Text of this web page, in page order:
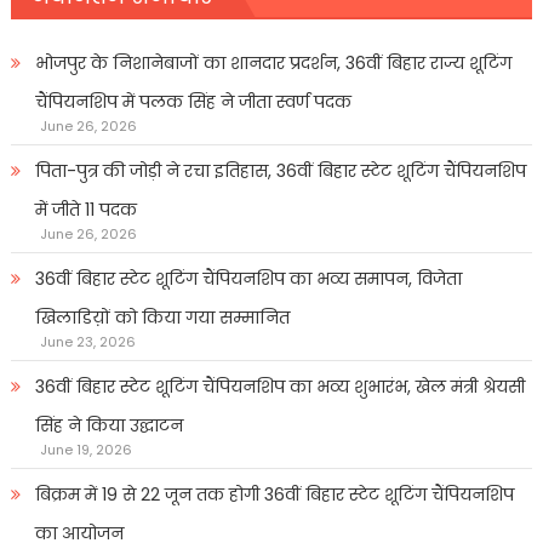
भोजपुर के निशानेबाजों का शानदार प्रदर्शन, 36वीं बिहार राज्य शूटिंग
चैंपियनशिप में पलक सिंह ने जीता स्वर्ण पदक
June 26, 2026
पिता-पुत्र की जोड़ी ने रचा इतिहास, 36वीं बिहार स्टेट शूटिंग चैंपियनशिप
में जीते 11 पदक
June 26, 2026
36वीं बिहार स्टेट शूटिंग चैंपियनशिप का भव्य समापन, विजेता
खिलाडिय़ों को किया गया सम्मानित
June 23, 2026
36वीं बिहार स्टेट शूटिंग चैंपियनशिप का भव्य शुभारंभ, खेल मंत्री श्रेयसी
सिंह ने किया उद्घाटन
June 19, 2026
बिक्रम में 19 से 22 जून तक होगी 36वीं बिहार स्टेट शूटिंग चैंपियनशिप
का आयोजन